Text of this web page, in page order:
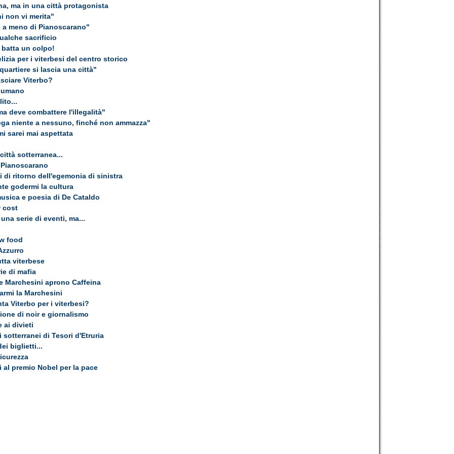
ma in una città protagonista
non vi merita"
a meno di Pianoscarano"
sacrificio
un colpo!
per i viterbesi del centro storico
si lascia una città"
Viterbo?
deve combattere l'illegalità"
niente a nessuno, finché non ammazza"
sarei mai aspettata
sotterranea...
di ritorno dell'egemonia di sinistra
godermi la cultura
e poesia di De Cataldo
cost
serie di eventi, ma...
food
viterbese
di mafia
Marchesini aprono Caffeina
la Marchesini
Viterbo per i viterbesi?
di noir e giornalismo
ai divieti
sotterranei di Tesori d'Etruria
biglietti...
al premio Nobel per la pace